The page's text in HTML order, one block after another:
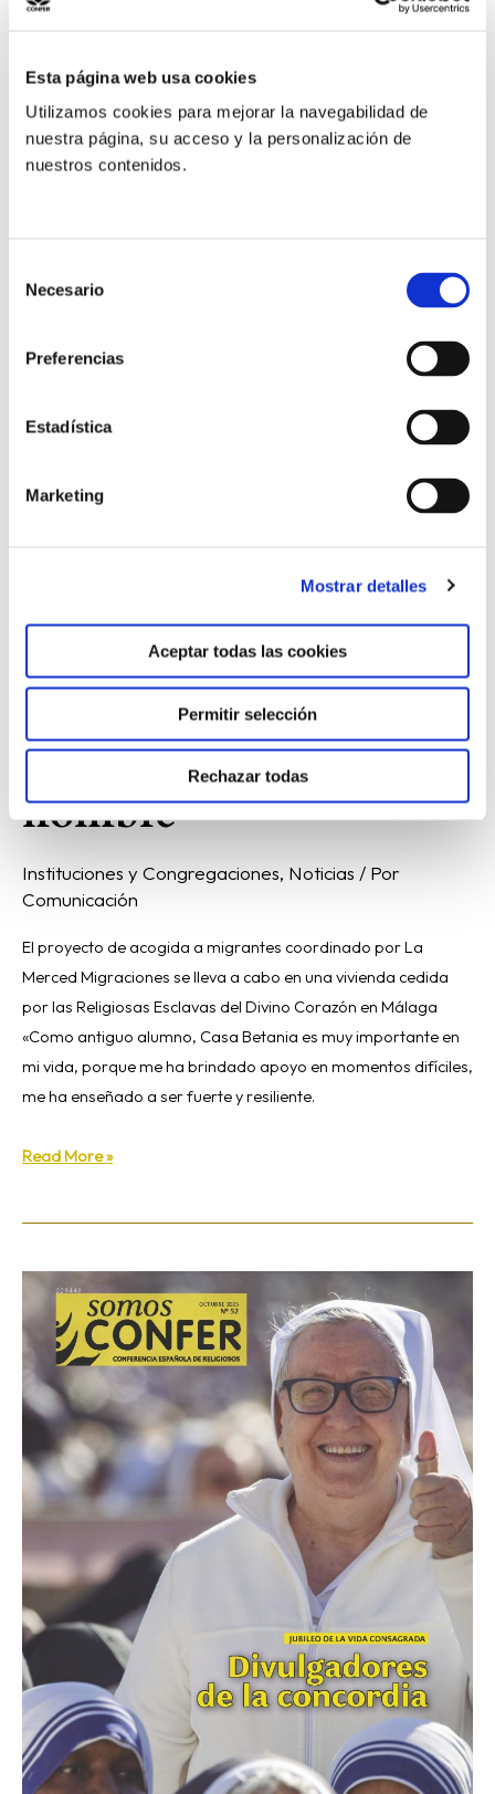
Esta página web usa cookies
Utilizamos cookies para mejorar la navegabilidad de
nuestra página, su acceso y la personalización de
nuestros contenidos.
Necesario
Preferencias
Estadística
Marketing
Mostrar detalles
Aceptar todas las cookies
Permitir selección
Rechazar todas
Estados Unidos (LCWR) atiende
Read More »
Casa Betania, un
hogar donde la
esperanza tiene
nombre
Instituciones y Congregaciones, Noticias / Por
Comunicación
El proyecto de acogida a migrantes coordinado por La
Merced Migraciones se lleva a cabo en una vivienda cedida
por las Religiosas Esclavas del Divino Corazón en Málaga
«Como antiguo alumno, Casa Betania es muy importante en
mi vida, porque me ha brindado apoyo en momentos difíciles,
me ha enseñado a ser fuerte y resiliente.
Casa
hogar
la
tiene
Read More »
SomosCONFER:
«Divulgadores
de
la
concordia»